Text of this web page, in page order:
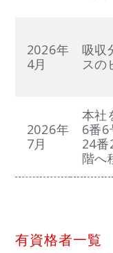
2026年
4月
吸収
スの
2026年
7月
本社
6番
24
階へ
有資格者一覧